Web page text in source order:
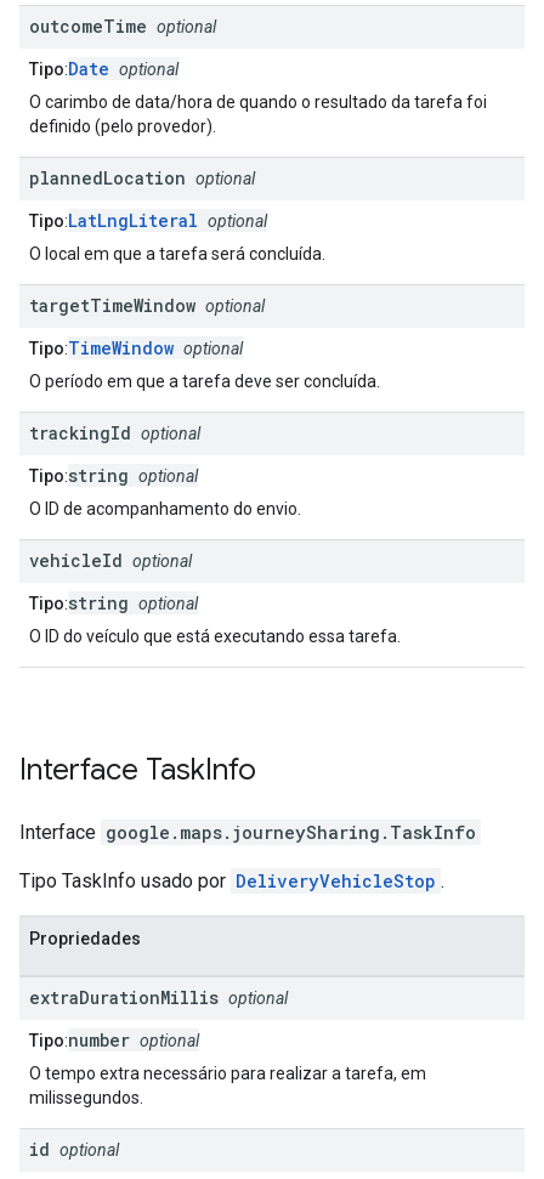
outcomeTime optional
Tipo:Date optional
O carimbo de data/hora de quando o resultado da tarefa foi
definido (pelo provedor).
plannedLocation optional
Tipo:LatLngLiteral optional
O local em que a tarefa será concluída.
targetTimeWindow optional
Tipo:TimeWindow optional
O período em que a tarefa deve ser concluída.
trackingId optional
Tipo:string optional
O ID de acompanhamento do envio.
vehicleId optional
Tipo:string optional
O ID do veículo que está executando essa tarefa.
Interface TaskInfo
Interface google.maps.journeySharing . TaskInfo
Tipo TaskInfo usado por DeliveryVehicleStop .
Propriedades
extraDurationMillis optional
Tipo:number optional
O tempo extra necessário para realizar a tarefa, em
milissegundos.
id optional